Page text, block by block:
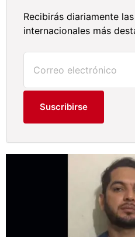
Recibirás diariamente
internacionales más
Suscribirse